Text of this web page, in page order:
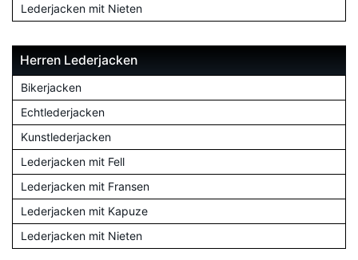
Lederjacken mit Nieten
Herren Lederjacken
Bikerjacken
Echtlederjacken
Kunstlederjacken
Lederjacken mit Fell
Lederjacken mit Fransen
Lederjacken mit Kapuze
Lederjacken mit Nieten